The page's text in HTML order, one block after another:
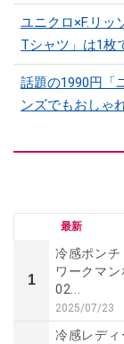
ユニクロ×F.リッ
Tシャツ」は1枚
話題の1990円「
ンズでもおしゃ
最新
1
冷感ポンチ
ワークマ
02...
2025/07/23
冷感レデ